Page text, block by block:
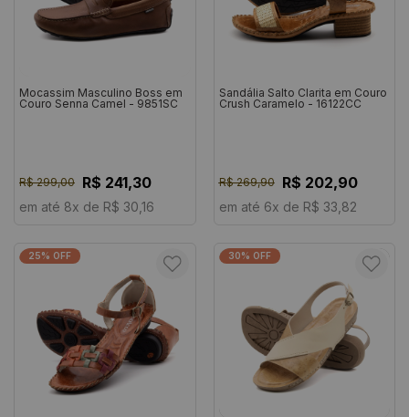
Mocassim Masculino Boss em
Couro Senna Camel - 9851SC
R$ 299,00 R$ 241,30
em até 8x de R$ 30,16
Sandália Salto Clarita em Couro
Crush Caramelo - 16122CC
R$ 269,90 R$ 202,90
em até 6x de R$ 33,82
25% OFF 30% OFF